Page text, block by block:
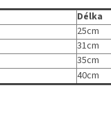
Délka
25cm
31cm
35cm
40cm